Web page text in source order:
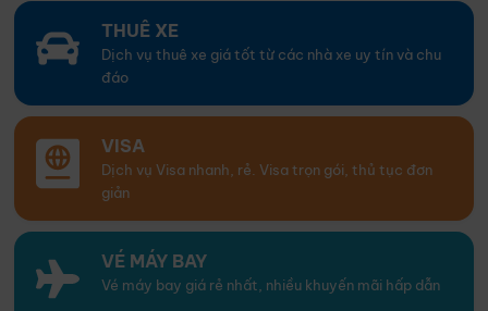
THUÊ XE
Dịch vụ thuê xe giá tốt từ các nhà xe uy tín và chu
đáo
VISA
Dịch vụ Visa nhanh, rẻ. Visa trọn gói, thủ tục đơn
giản
VÉ MÁY BAY
Vé máy bay giá rẻ nhất, nhiều khuyến mãi hấp dẫn